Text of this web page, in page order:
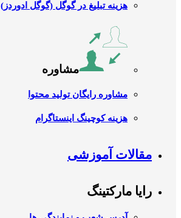
هزینه تبلیغ در گوگل (گوگل ادوردز)
مشاوره
مشاوره رایگان تولید محتوا
هزینه کوچینگ اینستاگرام
مقالات آموزشی
رایا مارکتینگ